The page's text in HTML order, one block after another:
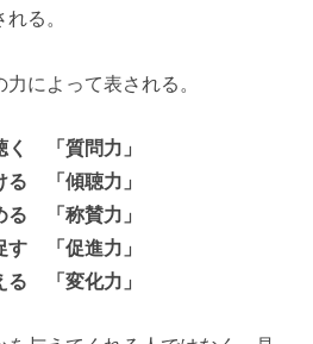
る。
によって表される。
く 「質問力」
る 「傾聴力」
る 「称賛力」
す 「促進力」
る 「変化力」